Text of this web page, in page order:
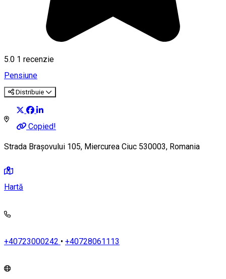
5.0 1 recenzie
Pensiune
Distribuie
Copied!
Strada Brașovului 105, Miercurea Ciuc 530003, Romania
Hartă
+40723000242 • +40728061113